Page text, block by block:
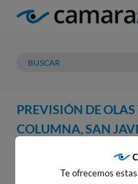
PREVISIÓN DE
COLUMNA, SAN
Te ofrecemos